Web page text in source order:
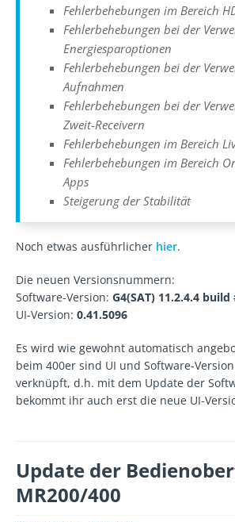
Fehlerbehebungen im Bereich
Fehlerbehebungen bei der
Energiesparoptionen
Fehlerbehebungen bei der
Aufnahmen
Fehlerbehebungen bei der
Zweit-Receivern
Fehlerbehebungen im Bereich
Fehlerbehebungen im Bereich
Apps
Steigerung der Stabilität
Noch etwas ausführlicher hier.
Die neuen Versionsnummern:
Software-Version: G4(SAT) 11.2.4.4 build
UI-Version: 0.41.5096
Es wird wie gewohnt automatisch
beim 400er sind UI und Software-
verknüpft, d.h. mit dem Update der
bekommt ihr auch erst die neue UI-
Update der
MR200/400